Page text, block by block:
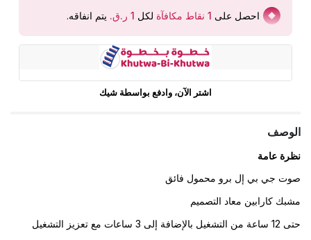
احصل على 1 نقاط مكافآة لكل يتم انفاقه.
اشتر الآن، وادفع بواسطة شيك
الوصف
نظرة عامة
صوت جي بي إل برو محمول فائق
مشبك كارابين معاد التصميم
حتى 12 ساعة من التشغيل بالإضافة إلى 3 ساعات مع تعزيز التشغيل